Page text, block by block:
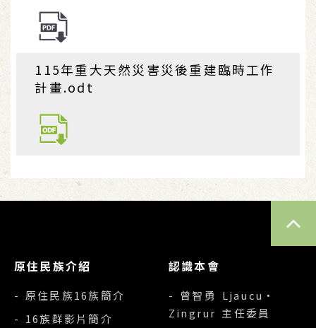
115年重大天然災害災後重建臨時工作
計畫.odt
原住民族介紹
- 原住民族16族簡介
- 16族群影片簡介
認識本會
- 曾智勇 Ljaucu‧
Zingrur 主任委員